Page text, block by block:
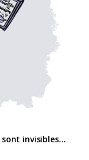
invisibles…